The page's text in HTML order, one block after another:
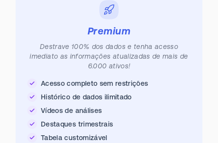
Premium
Destrave 100% dos dados e tenha acesso
imediato as informações atualizadas de mais de
6.000 ativos!
Acesso completo sem restrições
Histórico de dados ilimitado
Vídeos de análises
Destaques trimestrais
Tabela customizável